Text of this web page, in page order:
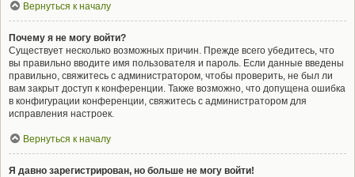
Вернуться к началу
Почему я не могу войти?
Существует несколько возможных причин. Прежде всего убедитесь, что
вы правильно вводите имя пользователя и пароль. Если данные введены
правильно, свяжитесь с администратором, чтобы проверить, не был ли
вам закрыт доступ к конференции. Также возможно, что допущена ошибка
в конфигурации конференции, свяжитесь с администратором для
исправления настроек.
Вернуться к началу
Я давно зарегистрирован, но больше не могу войти!